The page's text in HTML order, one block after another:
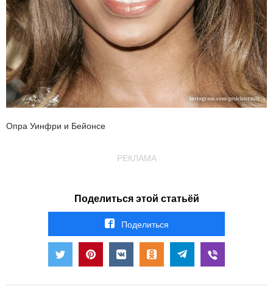
Опра Уинфри и Бейонсе
РЕКЛАМА
Поделиться этой статьёй
Поделиться